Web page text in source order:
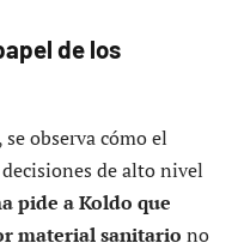
de los
observa cómo el
de alto nivel
pide a Koldo que
material sanitario no